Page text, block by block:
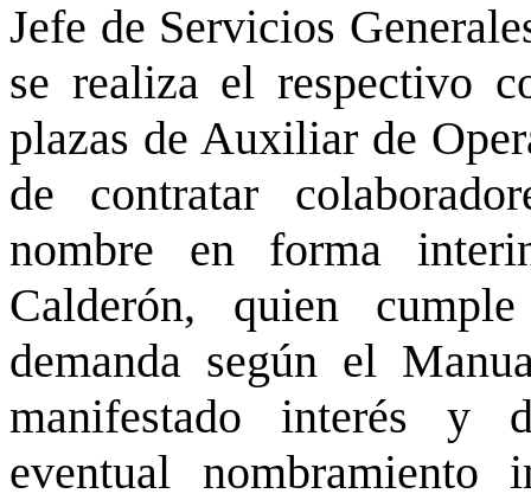
Jefe de Servicios
se realiza el respectivo
plazas de Auxiliar de
de contratar
nombre en forma
Calderón, quien
demanda según el
manifestado interés y
eventual